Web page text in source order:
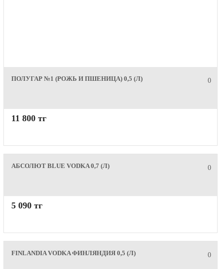
0
ПОЛУГАР №1 (РОЖЬ И ПШЕНИЦА) 0,5 (Л)
11 800 тг
0
АБСОЛЮТ BLUE VODKA 0,7 (Л)
5 090 тг
0
FINLANDIA VODKA ФИНЛЯНДИЯ 0,5 (Л)